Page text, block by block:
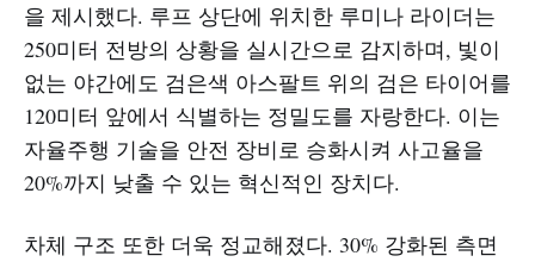
을 제시했다. 루프 상단에 위치한 루미나 라이더는
250미터 전방의 상황을 실시간으로 감지하며, 빛이
없는 야간에도 검은색 아스팔트 위의 검은 타이어를
120미터 앞에서 식별하는 정밀도를 자랑한다. 이는
자율주행 기술을 안전 장비로 승화시켜 사고율을
20%까지 낮출 수 있는 혁신적인 장치다.
차체 구조 또한 더욱 정교해졌다. 30% 강화된 측면